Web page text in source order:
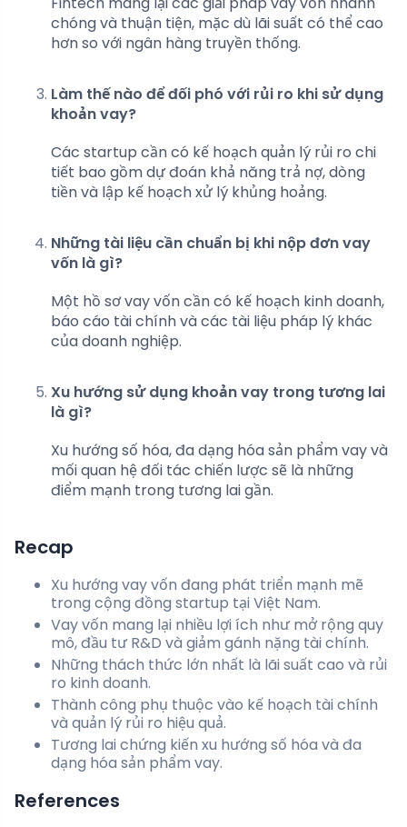
chóng và thuận tiện, mặc dù lãi suất có thể cao
hơn so với ngân hàng truyền thống.
Làm thế nào để đối phó với rủi ro khi sử dụng
khoản vay?
Các startup cần có kế hoạch quản lý rủi ro chi
tiết bao gồm dự đoán khả năng trả nợ, dòng
tiền và lập kế hoạch xử lý khủng hoảng.
Những tài liệu cần chuẩn bị khi nộp đơn vay
vốn là gì?
Một hồ sơ vay vốn cần có kế hoạch kinh doanh,
báo cáo tài chính và các tài liệu pháp lý khác
của doanh nghiệp.
Xu hướng sử dụng khoản vay trong tương lai
là gì?
Xu hướng số hóa, đa dạng hóa sản phẩm vay và
mối quan hệ đối tác chiến lược sẽ là những
điểm mạnh trong tương lai gần.
Recap
Xu hướng vay vốn đang phát triển mạnh mẽ
trong cộng đồng startup tại Việt Nam.
Vay vốn mang lại nhiều lợi ích như mở rộng quy
mô, đầu tư R&D và giảm gánh nặng tài chính.
Những thách thức lớn nhất là lãi suất cao và rủi
ro kinh doanh.
Thành công phụ thuộc vào kế hoạch tài chính
và quản lý rủi ro hiệu quả.
Tương lai chứng kiến xu hướng số hóa và đa
dạng hóa sản phẩm vay.
References